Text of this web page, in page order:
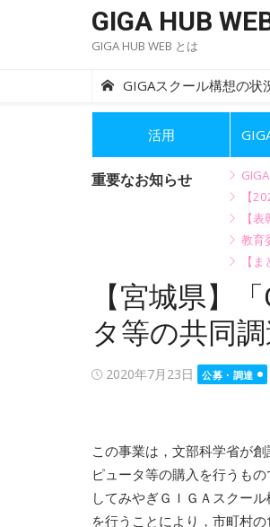
GIGA HUB
GIGA HUB WEB とは
GIGAスクール構想の状
活用
重要なお知らせ
【
【
教育
【
【宮城県】
タ等の共同
Posted
2020年7月23日 公募・調達
この事業は，文部科学省が
ピュータ等の購入を行うも
してみやぎＧＩＧＡスクー
を行うことにより，市町村